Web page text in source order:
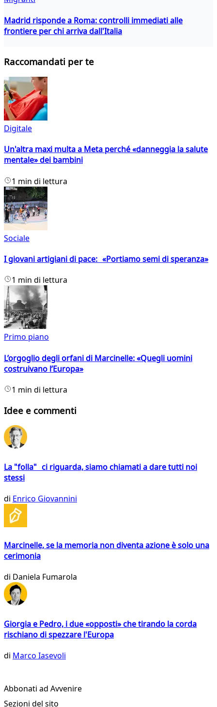
Madrid risponde a Roma: controlli immediati alle
frontiere per chi arriva dall'Italia
Raccomandati per te
Digitale
Un'altra maxi multa a Meta perché «danneggia la salute
mentale» dei bambini
1 min di lettura
Sociale
I giovani artigiani di pace: «Portiamo semi di speranza»
1 min di lettura
Primo piano
L’orgoglio degli orfani di Marcinelle: «Quegli uomini
costruivano l’Europa»
1 min di lettura
Idee e commenti
La "folla" ci riguarda, siamo chiamati a dare tutti noi
stessi
di Enrico Giovannini
Marcinelle, se la memoria non diventa azione è solo una
cerimonia
di Daniela Fumarola
Giorgia e Pedro, i due «opposti» che tirando la corda
rischiano di spezzare l'Europa
di Marco Iasevoli
Abbonati ad Avvenire
Sezioni del sito